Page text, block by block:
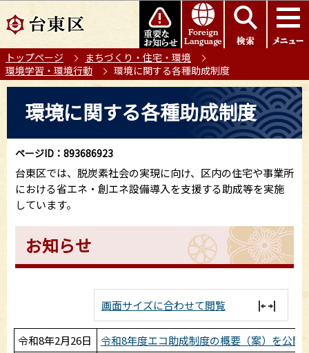
の
ー
ジ
このページの本文へ移動
トップページ
まちづくり・住宅・環境
環境学習・環境行動
環境に関する各種助成制度
ら
環境に関する各種助成制度
ページID：893686923
台東区では、脱炭素社会の実現に向け、区内の住宅や事業所
における省エネ・創エネ設備導入を支援する助成等を実施
しています。
お知らせ
画面サイズに合わせて閲覧
令和8年2月26日
令和8年度エコ助成制度の概要（案）を公開